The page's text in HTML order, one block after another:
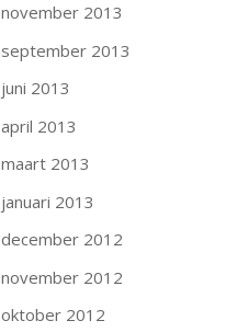
november 2013
september 2013
juni 2013
april 2013
maart 2013
januari 2013
december 2012
november 2012
oktober 2012